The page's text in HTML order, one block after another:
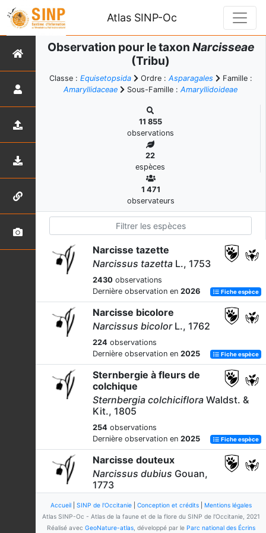
Atlas SINP-Oc
Observation pour le taxon Narcisseae
(Tribu)
Classe : Equisetopsida Ordre : Asparagales
Famille :
Amaryllidaceae
Sous-Famille : Amaryllidoideae
11 855
observations
22
espèces
1 471
observateurs
Narcisse tazette
Narcissus tazetta L., 1753
2430 observations
Dernière observation en 2026 Fiche espèce
Narcisse bicolore
Narcissus bicolorL., 1762
224 observations
Dernière observation en 2025 Fiche espèce
Sternbergie à fleurs de
colchique
Sternbergia colchiciflora Waldst. &
Kit., 1805
254 observations
Dernière observation en 2025 Fiche espèce
Narcisse douteux
Narcissus dubius Gouan,
1773
1024
observations
Dernière observation en 2026 Fiche espèce
Accueil| SINP de l'Occitanie| Conception et crédits| Mentions légales
Atlas SINP-Oc - Atlas de la faune et de la flore du SINP de l'Occitanie, 2021
Réalisé avec GeoNature-atlas, développé par le Parc national des Écrins